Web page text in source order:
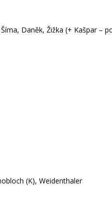
Daněk, Žižka (+ Kašpar –
(K), Weidenthaler